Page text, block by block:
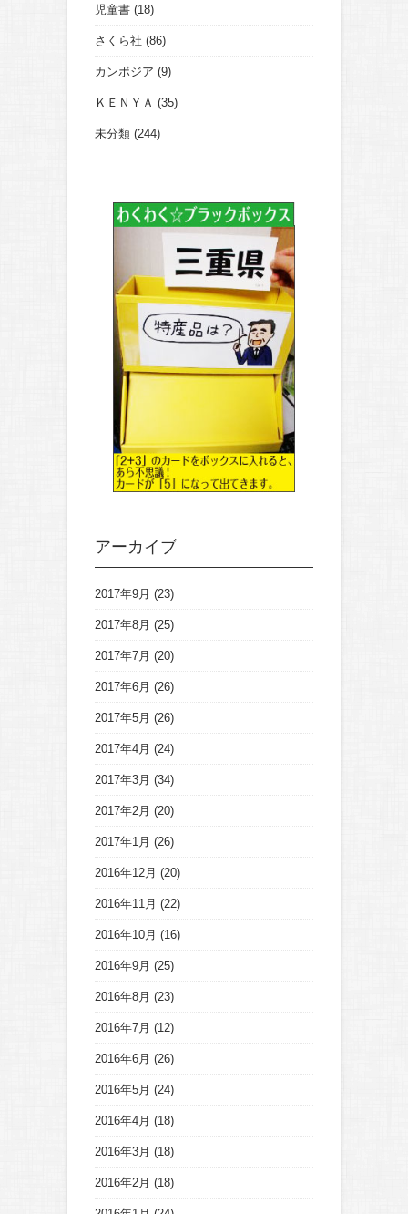
児童書 (18)
さくら社 (86)
カンボジア (9)
ＫＥＮＹＡ (35)
未分類 (244)
アーカイブ
2017年9月 (23)
2017年8月 (25)
2017年7月 (20)
2017年6月 (26)
2017年5月 (26)
2017年4月 (24)
2017年3月 (34)
2017年2月 (20)
2017年1月 (26)
2016年12月 (20)
2016年11月 (22)
2016年10月 (16)
2016年9月 (25)
2016年8月 (23)
2016年7月 (12)
2016年6月 (26)
2016年5月 (24)
2016年4月 (18)
2016年3月 (18)
2016年2月 (18)